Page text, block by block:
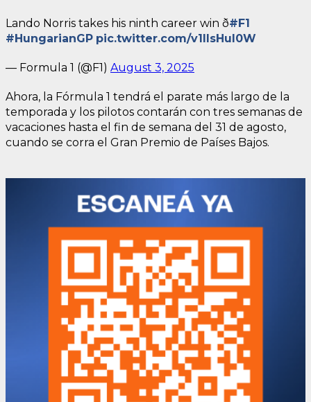
Lando Norris takes his ninth career win ð#F1
#HungarianGP pic.twitter.com/v1llsHul0W
— Formula 1 (@F1) August 3, 2025
Ahora, la Fórmula 1 tendrá el parate más largo de la
temporada y los pilotos contarán con tres semanas de
vacaciones hasta el fin de semana del 31 de agosto,
cuando se corra el Gran Premio de Países Bajos.